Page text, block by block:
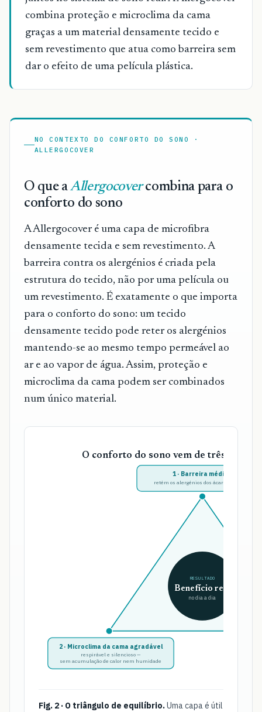
combina proteção e microclima da cama
graças a um material densamente tecido e
sem revestimento que atua como barreira sem
dar o efeito de uma película plástica.
NO CONTEXTO DO CONFORTO DO SONO ·
ALLERGOCOVER
O que aAllergocovercombina para o
conforto do sono
A Allergocover é uma capa de microfibra
densamente tecida e sem revestimento. A
barreira contra os alergénios é criada pela
estrutura do tecido, não por uma película ou
um revestimento. É exatamente o que importa
para o conforto do sono: um tecido
densamente tecido pode reter os alergénios
mantendo-se ao mesmo tempo permeável ao
ar e ao vapor de água. Assim, proteção e
microclima da cama podem ser combinados
num único material.
O conforto do sono vem de três lados —
RESULTADO
Benefício real
no dia a dia
1 · Barreira médica
retém os alergénios dos ácaros na cama
2 · Microclima da cama agradável
respirável e silencioso —
sem acumulação de calor nem humidade
Fig. 2 · O triângulo de equilíbrio.Uma capa é útil